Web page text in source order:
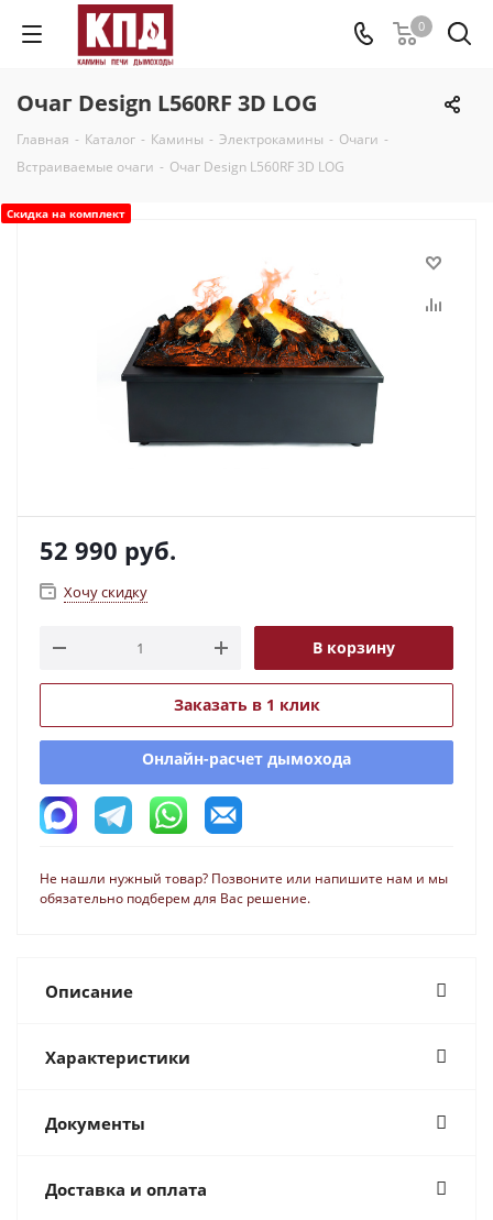
0
Очаг Design L560RF 3D LOG
Главная - Каталог - Камины - Электрокамины - Очаги -
Встраиваемые очаги - Очаг Design L560RF 3D LOG
Скидка на комплект
52 990 руб.
Хочу скидку
В корзину
Заказать в 1 клик
Онлайн-расчет дымохода
Не нашли нужный товар? Позвоните или напишите нам и мы
обязательно подберем для Вас решение.
Описание
Характеристики
Документы
Доставка и оплата